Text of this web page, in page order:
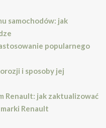
samochodów: jak
popularnego
i sposoby jej
Renault: jak zaktualizować
Renault